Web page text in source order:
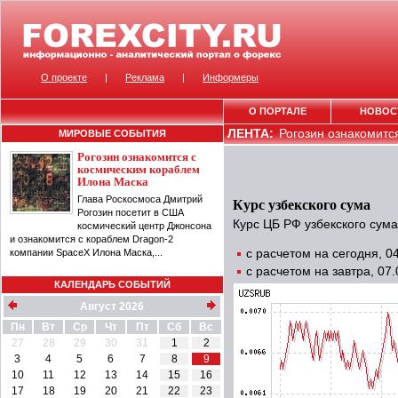
МИРОВЫЕ СОБЫТИЯ
Рогозин ознакомится с
космическим кораблем
Илона Маска
Глава Роскосмоса Дмитрий
Рогозин посетит в США
космический центр Джонсона
и ознакомится с кораблем Dragon-2
компании SpaceX Илона Маска,...
КАЛЕНДАРЬ СОБЫТИЙ
Август 2026
Пн
Вт Ср Чт Пт Сб
Вс
27
28 29 30 31 1
2
3
4 5 6 7 8
9
10
11 12 13 14 15
16
17
18 19 20 21 22
23
ЛЕНТА:Рогозин
Курс узбекского сума
Курс ЦБ РФ узбекского
с расчетом на сегодня,
с расчетом на завтра,
О проекте | Реклама | Информеры
О ПОРТАЛЕ